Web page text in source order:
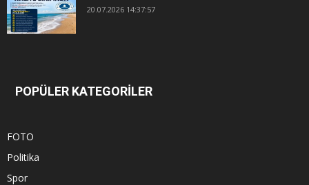
20.07.2026 14:37:57
POPÜLER KATEGORİLER
FOTO
Politika
Spor